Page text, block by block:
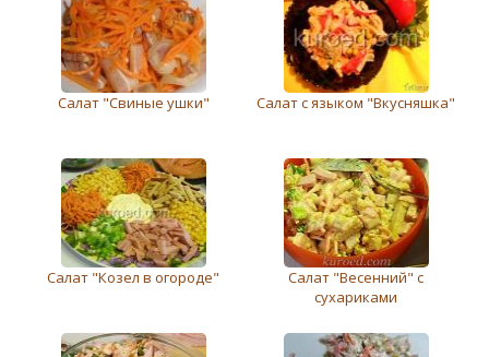
Салат "Свиные ушки" Салат с языком "Вкусняшка"
Салат "Козел в огороде"
Салат "Весенний" с
сухариками